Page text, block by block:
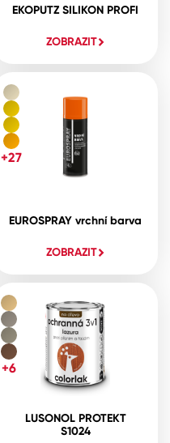
EKOPUTZ SILIKON PROFI
ZOBRAZIT
EUROSPRAY vrchní barva
ZOBRAZIT
+27
LUSONOL PROTEKT
S1024
+6